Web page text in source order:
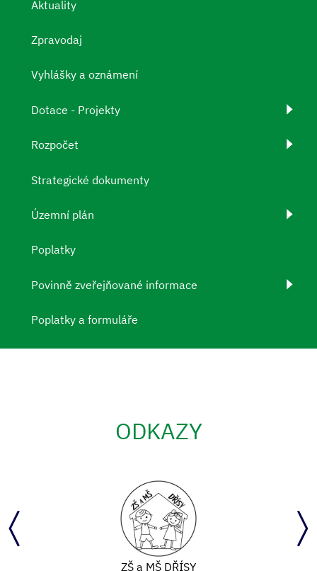
Aktuality
Zpravodaj
Vyhlášky a oznámení
Dotace - Projekty
Rozpočet
Strategické dokumenty
Územní plán
Poplatky
Povinně zveřejňované informace
Poplatky a formuláře
ODKAZY
ZŠ a MŠ DŘÍSY